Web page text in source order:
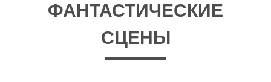
ФАНТАСТИЧЕСКИЕ
СЦЕНЫ